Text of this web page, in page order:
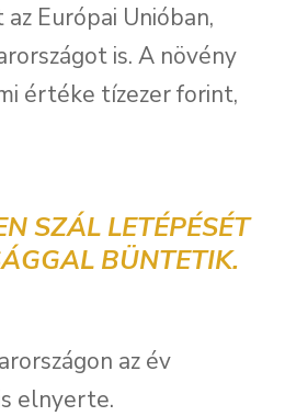
Európai Unióban,
is. A növény
értéke tízezer forint,
SZÁL LETÉPÉSÉT
BÜNTETIK.
az év
elnyerte.